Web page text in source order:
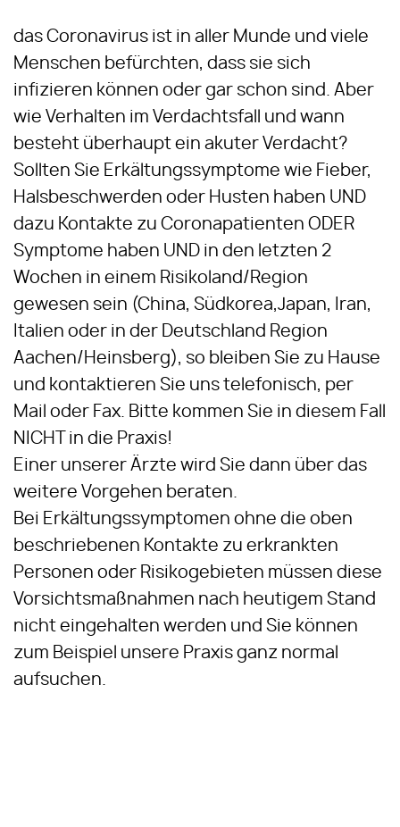
das Coronavirus ist in aller Munde und viele
Menschen befürchten, dass sie sich
infizieren können oder gar schon sind. Aber
wie Verhalten im Verdachtsfall und wann
besteht überhaupt ein akuter Verdacht?
Sollten Sie Erkältungssymptome wie Fieber,
Halsbeschwerden oder Husten haben UND
dazu Kontakte zu Coronapatienten ODER
Symptome haben UND in den letzten 2
Wochen in einem Risikoland/Region
gewesen sein (China, Südkorea,Japan, Iran,
Italien oder in der Deutschland Region
Aachen/Heinsberg), so bleiben Sie zu Hause
und kontaktieren Sie uns telefonisch, per
Mail oder Fax. Bitte kommen Sie in diesem Fall
NICHT in die Praxis!
Einer unserer Ärzte wird Sie dann über das
weitere Vorgehen beraten.
Bei Erkältungssymptomen ohne die oben
beschriebenen Kontakte zu erkrankten
Personen oder Risikogebieten müssen diese
Vorsichtsmaßnahmen nach heutigem Stand
nicht eingehalten werden und Sie können
zum Beispiel unsere Praxis ganz normal
aufsuchen.